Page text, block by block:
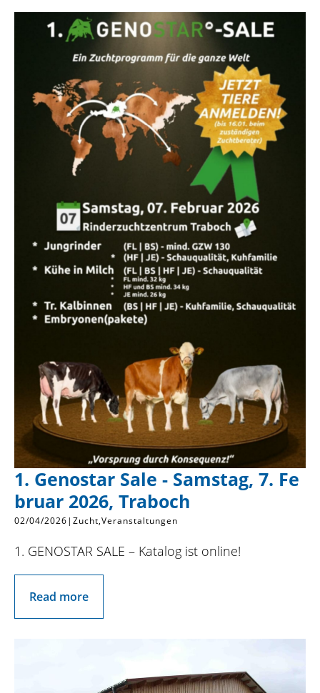
1. Genostar Sale - Samstag, 7. Fe
bruar 2026, Traboch
02/04/2026| Zucht Veranstaltungen
1. GENOSTAR SALE – Katalog ist online!
Read more